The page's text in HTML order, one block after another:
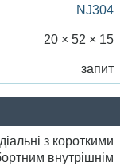
NJ304
20 × 52 × 15
запит
з короткими
внутрішнім